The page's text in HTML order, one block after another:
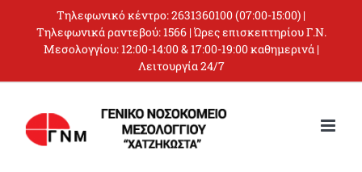
content
Τηλεφωνικό κέντρο:2631360100(07:00-15:00) |
Τηλεφωνικά ραντεβού:1566| Ώρες επισκεπτηρίου Γ.Ν.
Μεσολογγίου: 12:00-14:00 & 17:00-19:00 καθημερινά |
Λειτουργία 24/7